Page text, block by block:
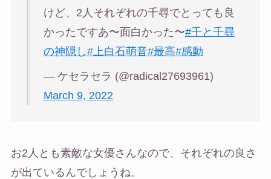
けど、2人それぞれの千尋でとっても良
かったですあ〜面白かった〜#千と千尋
の神隠し#上白石萌音#最高#感動
— ケセラセラ (@radical27693961)
March 9, 2022
お2人とも素敵な女優さんなので、それぞれの良さ
が出ているんでしょうね。